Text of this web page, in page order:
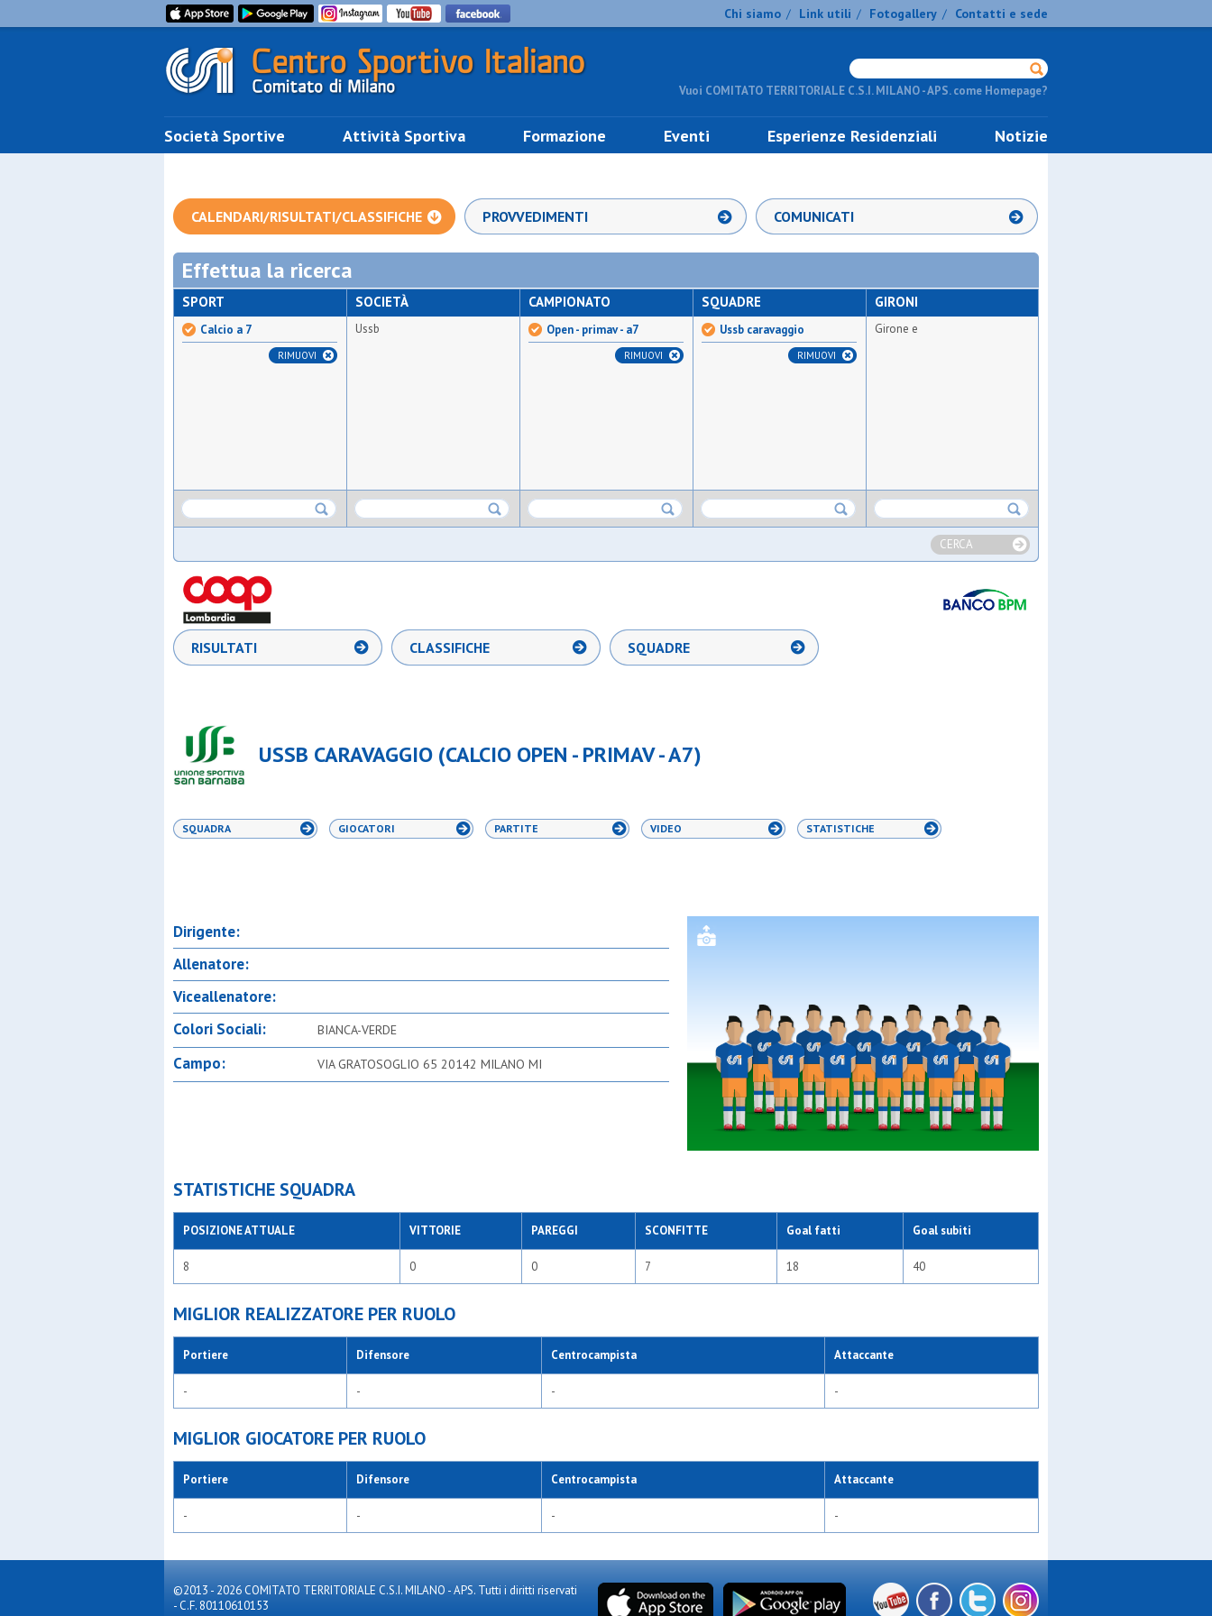
Chi siamo / Link utili / Fotogallery / Contatti e sede
Vuoi COMITATO TERRITORIALE C.S.I. MILANO - APS. come Homepage?
Società Sportive Attività Sportiva Formazione Eventi Esperienze Residenziali Notizie
CALENDARI/RISULTATI/CLASSIFICHE PROVVEDIMENTI COMUNICATI
Effettua la ricerca
SPORT
Calcio a 7
RIMUOVI
SOCIETÀ
Ussb
CAMPIONATO
Open - primav - a7
RIMUOVI
SQUADRE
Ussb caravaggio
RIMUOVI
GIRONI
Girone e
CERCA
RISULTATI CLASSIFICHE SQUADRE
USSB CARAVAGGIO (CALCIO OPEN - PRIMAV - A7)
SQUADRA GIOCATORI PARTITE VIDEO STATISTICHE
Dirigente:
Allenatore:
Viceallenatore:
Colori Sociali:
BIANCA-VERDE
Campo: VIA GRATOSOGLIO 65 20142 MILANO MI
STATISTICHE SQUADRA
POSIZIONE ATTUALE VITTORIE PAREGGI SCONFITTE Goal fatti Goal subiti
8 0 0 7 18 40
MIGLIOR REALIZZATORE PER RUOLO
Portiere Difensore Centrocampista Attaccante
- - - -
MIGLIOR GIOCATORE PER RUOLO
Portiere Difensore Centrocampista Attaccante
- - - -
©2013 - 2026 COMITATO TERRITORIALE C.S.I. MILANO - APS. Tutti i diritti riservati
- C.F. 80110610153